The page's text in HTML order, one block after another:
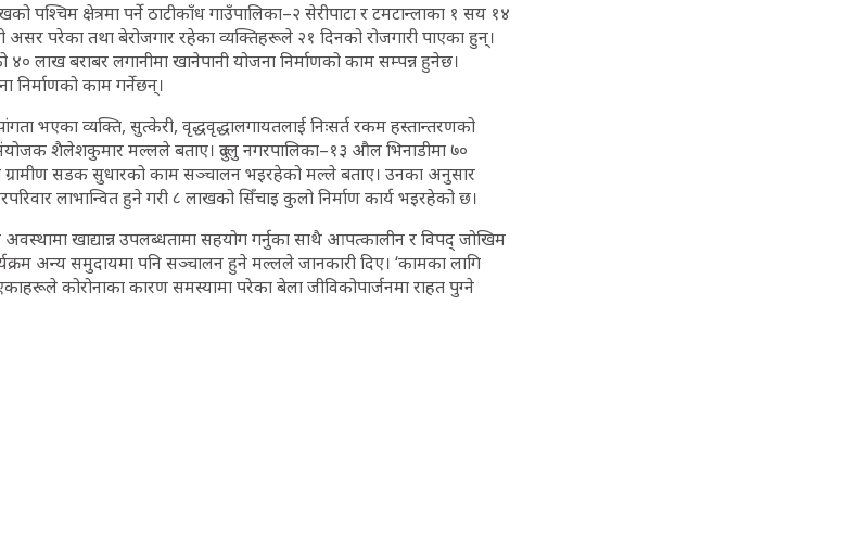
पश्चिम क्षेत्रमा पर्ने ठाटीकाँध गाउँपालिका–२ सेरीपाटा र टमटान्लाका १ सय १४
असर परेका तथा बेरोजगार रहेका व्यक्तिहरूले २१ दिनको रोजगारी पाएका हुन्।
४० लाख बराबर लगानीमा खानेपानी योजना निर्माणको काम सम्पन्न हुनेछ।
निर्माणको काम गर्नेछन्।
भएका व्यक्ति, सुत्केरी, वृद्धवृद्धालगायतलाई निःसर्त रकम हस्तान्तरणको
शैलेशकुमार मल्लले बताए। दुल्लु नगरपालिका–१३ औल भिनाडीमा ७०
ग्रामीण सडक सुधारको काम सञ्चालन भइरहेको मल्ले बताए। उनका अनुसार
लाभान्वित हुने गरी ८ लाखको सिँचाइ कुलो निर्माण कार्य भइरहेको छ।
खाद्यान्न उपलब्धतामा सहयोग गर्नुका साथै आपत्कालीन र विपद् जोखिम
अन्य समुदायमा पनि सञ्चालन हुने मल्लले जानकारी दिए। ‘कामका लागि
कोरोनाका कारण समस्यामा परेका बेला जीविकोपार्जनमा राहत पुग्ने